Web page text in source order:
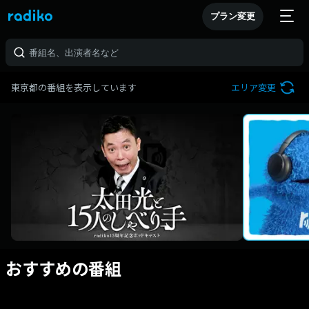
プラン変更
東京都の番組を表示しています エリア変更
おすすめの番組